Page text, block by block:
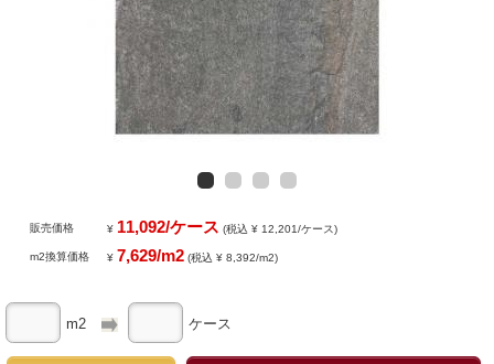
販売価格 ¥ 11,092/ケース (税込 ¥ 12,201/ケース)
m2換算価格 ¥ 7,629/m2 (税込 ¥ 8,392/m2)
m2 ケース